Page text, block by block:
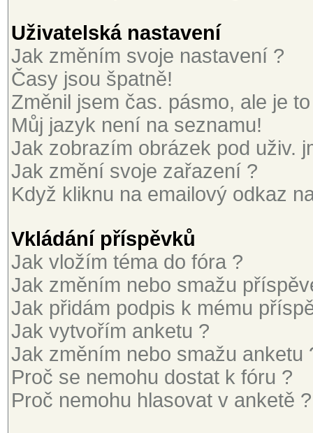
Uživatelská nastavení
Jak změním svoje nastavení ?
Časy jsou špatně!
Změnil jsem čas. pásmo, ale je
Můj jazyk není na seznamu!
Jak zobrazím obrázek pod uživ.
Jak změní svoje zařazení ?
Když kliknu na emailový odkaz
Vkládání příspěvků
Jak vložím téma do fóra ?
Jak změním nebo smažu
Jak přidám podpis k mému
Jak vytvořím anketu ?
Jak změním nebo smažu anketu
Proč se nemohu dostat k fóru ?
Proč nemohu hlasovat v anketě ?